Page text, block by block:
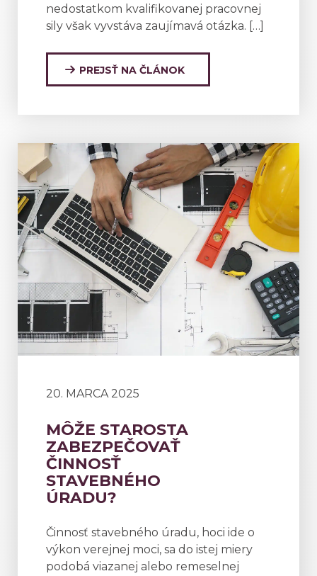
nedostatkom kvalifikovanej pracovnej
sily však vyvstáva zaujímavá otázka. […]
PREJSŤ NA ČLÁNOK
20. MARCA 2025
MÔŽE STAROSTA
ZABEZPEČOVAŤ
ČINNOSŤ
STAVEBNÉHO
ÚRADU?
Činnosť stavebného úradu, hoci ide o
výkon verejnej moci, sa do istej miery
podobá viazanej alebo remeselnej